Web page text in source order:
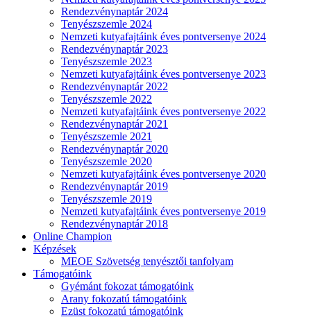
Rendezvénynaptár 2024
Tenyészszemle 2024
Nemzeti kutyafajtáink éves pontversenye 2024
Rendezvénynaptár 2023
Tenyészszemle 2023
Nemzeti kutyafajtáink éves pontversenye 2023
Rendezvénynaptár 2022
Tenyészszemle 2022
Nemzeti kutyafajtáink éves pontversenye 2022
Rendezvénynaptár 2021
Tenyészszemle 2021
Rendezvénynaptár 2020
Tenyészszemle 2020
Nemzeti kutyafajtáink éves pontversenye 2020
Rendezvénynaptár 2019
Tenyészszemle 2019
Nemzeti kutyafajtáink éves pontversenye 2019
Rendezvénynaptár 2018
Online Champion
Képzések
MEOE Szövetség tenyésztői tanfolyam
Támogatóink
Gyémánt fokozat támogatóink
Arany fokozatú támogatóink
Ezüst fokozatú támogatóink